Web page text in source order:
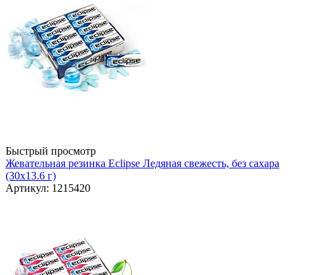
Быстрый просмотр
Жевательная резинка Eclipse Ледяная свежесть, без сахара
(30х13.6 г)
Артикул: 1215420